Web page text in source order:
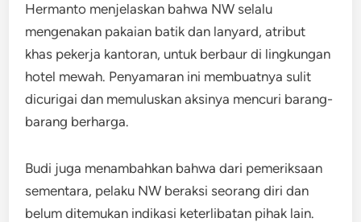
Hermanto menjelaskan bahwa NW selalu
mengenakan pakaian batik dan lanyard, atribut
khas pekerja kantoran, untuk berbaur di lingkungan
hotel mewah. Penyamaran ini membuatnya sulit
dicurigai dan memuluskan aksinya mencuri barang-
barang berharga.
Budi juga menambahkan bahwa dari pemeriksaan
sementara, pelaku NW beraksi seorang diri dan
belum ditemukan indikasi keterlibatan pihak lain.